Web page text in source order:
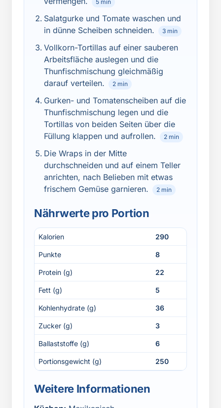
5 min
Salatgurke und Tomate waschen und
in dünne Scheiben schneiden.
3 min
Vollkorn-Tortillas auf einer sauberen
Arbeitsfläche auslegen und die
Thunfischmischung gleichmäßig
darauf verteilen.
2 min
Gurken- und Tomatenscheiben auf die
Thunfischmischung legen und die
Tortillas von beiden Seiten über die
Füllung klappen und aufrollen.
2 min
Die Wraps in der Mitte
durchschneiden und auf einem Teller
anrichten, nach Belieben mit etwas
frischem Gemüse garnieren.
2 min
Nährwerte pro Portion
Kalorien 290
Punkte 8
Protein (g) 22
Fett (g) 5
Kohlenhydrate (g) 36
Zucker (g) 3
Ballaststoffe (g) 6
Portionsgewicht (g) 250
Weitere Informationen